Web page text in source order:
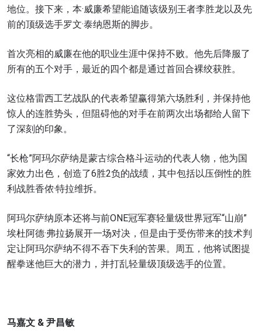
地位。接下来，本·威廉希望能追随该级别王者李胜龙以及先
前的顶级选手罗文·泰纳恩斯的脚步。
首次亮相的威廉在他的职业生涯中保持不败。他先后降服了
所有的五个对手，最近的四个都是通过首回合裸绞获胜。
这位格雷西工艺战队的代表希望赢得第六场胜利，并保持他
惊人的连胜势头，但阻碍他的对手在前两次出场都给人留下
了深刻的印象。
“长枪”阿玛尔萨纳是蒙古综合格斗运动的代表人物，他为国
家效力出色，创造了6胜2负的战绩，其中包括以压倒性的胜
利战胜香侬·特拉维拆。
阿玛尔萨纳原本还将与前ONE冠军赛轻量级世界冠军“山崩”
埃杜阿德·弗拉扬展开一场对决，但是由于受伤带来的技术判
定让阿玛尔萨纳不得不吞下失利的苦果。周五，他将试图提
醒拳迷他巨大的潜力，并打乱轻量级顶级选手的位置。
马嘉文 & 尹昌敏